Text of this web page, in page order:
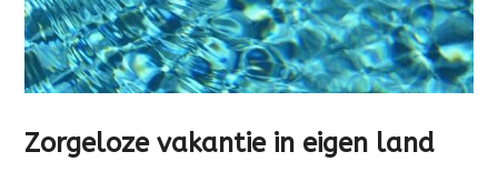
Zorgeloze vakantie in eigen land